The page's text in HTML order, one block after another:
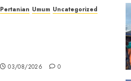
Pertanian Umum Uncategorized
03/08/2026 0